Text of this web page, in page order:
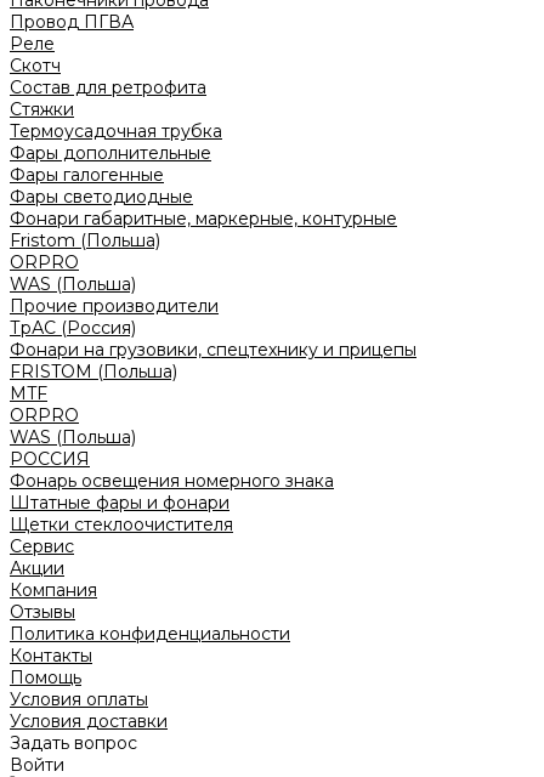
Провод ПГВА
Реле
Скотч
Состав для ретрофита
Стяжки
Термоусадочная трубка
Фары дополнительные
Фары галогенные
Фары светодиодные
Фонари габаритные, маркерные, контурные
Fristom (Польша)
ORPRO
WAS (Польша)
Прочие производители
ТрАС (Россия)
Фонари на грузовики, спецтехнику и прицепы
FRISTOM (Польша)
MTF
ORPRO
WAS (Польша)
РОССИЯ
Фонарь освещения номерного знака
Штатные фары и фонари
Щетки стеклоочистителя
Сервис
Акции
Компания
Отзывы
Политика конфиденциальности
Контакты
Помощь
Условия оплаты
Условия доставки
Задать вопрос
Войти